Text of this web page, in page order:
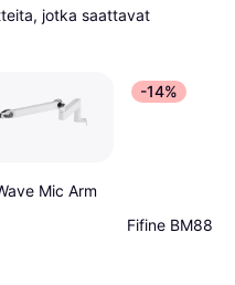
jotka saattavat
Mic Arm
-14%
Fifine BM88